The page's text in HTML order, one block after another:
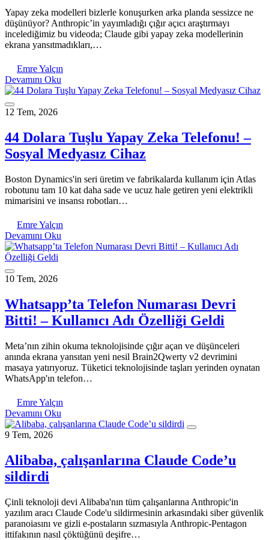
Yapay zeka modelleri bizlerle konuşurken arka planda sessizce ne
düşünüyor? Anthropic’in yayımladığı çığır açıcı araştırmayı
incelediğimiz bu videoda; Claude gibi yapay zeka modellerinin
ekrana yansıtmadıkları,…
Emre Yalçın
Devamını Oku
12 Tem, 2026
44 Dolara Tuşlu Yapay Zeka Telefonu! –
Sosyal Medyasız Cihaz
Boston Dynamics'in seri üretim ve fabrikalarda kullanım için Atlas
robotunu tam 10 kat daha sade ve ucuz hale getiren yeni elektrikli
mimarisini ve insansı robotları…
Emre Yalçın
Devamını Oku
10 Tem, 2026
Whatsapp’ta Telefon Numarası Devri
Bitti! – Kullanıcı Adı Özelliği Geldi
Meta’nın zihin okuma teknolojisinde çığır açan ve düşünceleri
anında ekrana yansıtan yeni nesil Brain2Qwerty v2 devrimini
masaya yatırıyoruz. Tüketici teknolojisinde taşları yerinden oynatan
WhatsApp'ın telefon…
Emre Yalçın
Devamını Oku
9 Tem, 2026
Alibaba, çalışanlarına Claude Code’u
sildirdi
Çinli teknoloji devi Alibaba'nın tüm çalışanlarına Anthropic'in
yazılım aracı Claude Code'u sildirmesinin arkasındaki siber güvenlik
paranoiasını ve gizli e-postaların sızmasıyla Anthropic-Pentagon
ittifakının nasıl çöktüğünü deşifre…